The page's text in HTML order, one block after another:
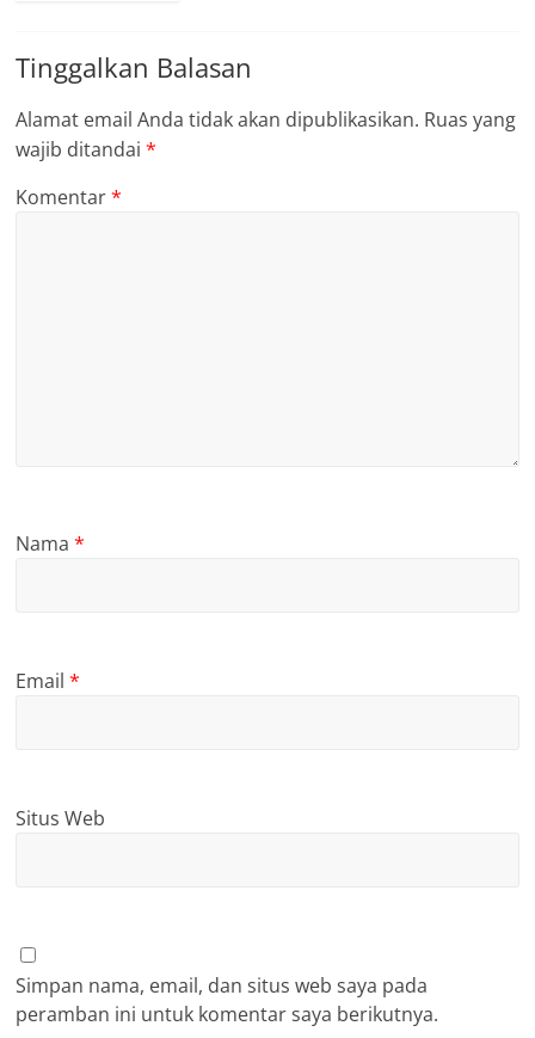
Tinggalkan Balasan
Alamat email Anda tidak akan dipublikasikan. Ruas yang
wajib ditandai*
Komentar*
Nama*
Email*
Situs Web
Simpan nama, email, dan situs web saya pada
peramban ini untuk komentar saya berikutnya.